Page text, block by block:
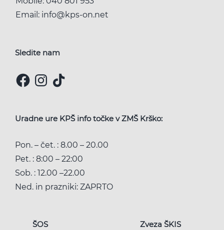
Email: info@kps-on.net
Sledite nam
FacebookInstagram
TikTok
Uradne ure KPŠ info točke v ZMŠ Krško:
Pon. – čet. : 8.00 – 20.00
Pet. : 8:00 – 22:00
Sob. : 12.00 –22.00
Ned. in prazniki: ZAPRTO
ŠOS Zveza ŠKIS